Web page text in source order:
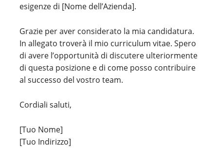
esigenze di [Nome dell’Azienda].
Grazie per aver considerato la mia candidatura.
In allegato troverà il mio curriculum vitae. Spero
di avere l’opportunità di discutere ulteriormente
di questa posizione e di come posso contribuire
al successo del vostro team.
Cordiali saluti,
[Tuo Nome]
[Tuo Indirizzo]